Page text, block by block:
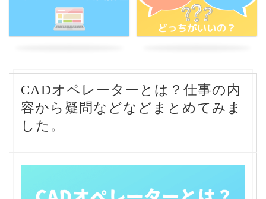
CADオペレーターとは？仕事の内
容から疑問などなどまとめてみま
した。